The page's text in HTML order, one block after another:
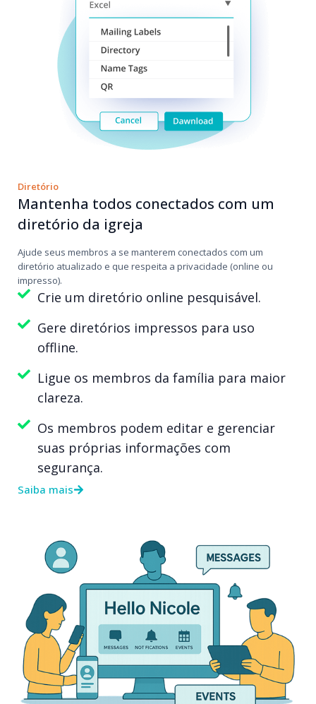
Diretório
Mantenha todos conectados com um
diretório da igreja
Ajude seus membros a se manterem conectados com um
diretório atualizado e que respeita a privacidade (online ou
impresso).
Crie um diretório online pesquisável.
Gere diretórios impressos para uso
offline.
Ligue os membros da família para maior
clareza.
Os membros podem editar e gerenciar
suas próprias informações com
segurança.
Saiba mais